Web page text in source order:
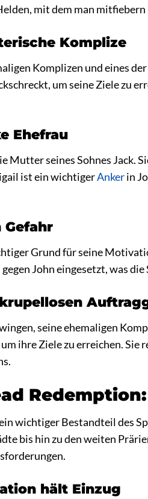
mit dem man mitfiebern
Komplize
Komplizen und eines
um seine Ziele zu
Ehefrau
seines Sohnes Jack.
ist ein wichtigerAnkerin
Gefahr
Grund für seine
John eingesetzt, was
seine ehemaligen
ihre Ziele zu erreichen.
wichtiger Bestandteil des
bis hin zu den weiten
hält Einzug